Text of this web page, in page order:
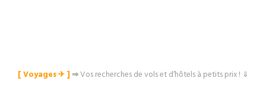
[ Voyages ✈︎ ]⇒Vos recherches de vols et d’hôtels à petits prix ! ⇓